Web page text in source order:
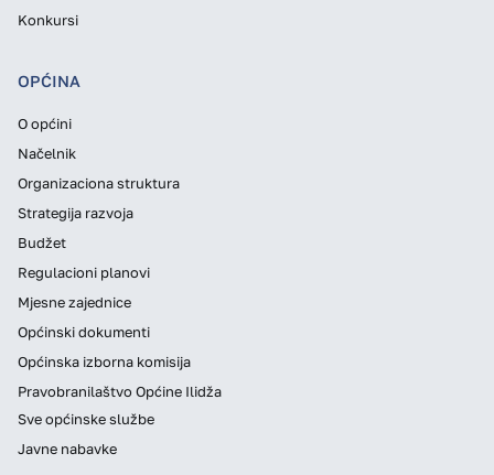
Konkursi
OPĆINA
O općini
Načelnik
Organizaciona struktura
Strategija razvoja
Budžet
Regulacioni planovi
Mjesne zajednice
Općinski dokumenti
Općinska izborna komisija
Pravobranilaštvo Općine Ilidža
Sve općinske službe
Javne nabavke